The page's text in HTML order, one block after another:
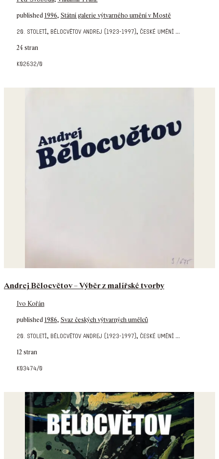
published 1996, Státní galerie výtvarného umění v Mostě
20. století, bělocvětov andrej (1923-1997), české umění ...
24 stran
k02632/0
Andrej Bělocvětov – Výběr z malířské tvorby
Ivo Kořán
published 1986, Svaz českých výtvarných umělců
20. století, bělocvětov andrej (1923-1997) , české umění ...
12 stran
k03474/0